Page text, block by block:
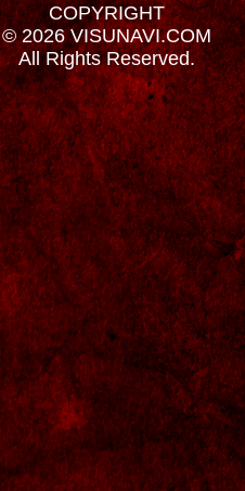
COPYRIGHT
© 2026 VISUNAVI.COM
All Rights Reserved.